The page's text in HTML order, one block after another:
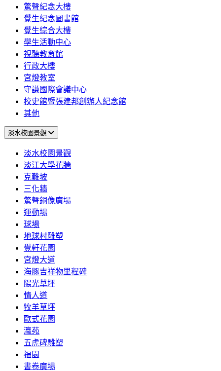
驚聲紀念大樓
覺生紀念圖書館
覺生綜合大樓
學生活動中心
視聽教育館
行政大樓
宮燈教室
守謙國際會議中心
校史館暨張建邦創辦人紀念館
其他
淡水校園景觀
淡水校園景觀
淡江大學花牆
克難坡
三化牆
驚聲銅像廣場
運動場
球場
地球村雕塑
覺軒花園
宮燈大道
海豚吉祥物里程碑
陽光草坪
情人道
牧羊草坪
歐式花園
瀛苑
五虎碑雕塑
福園
書卷廣場